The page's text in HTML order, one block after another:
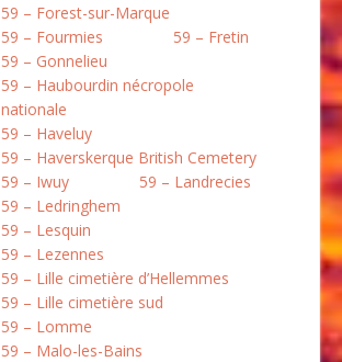
59 – Forest-sur-Marque
59 – Fourmies
59 – Fretin
59 – Gonnelieu
59 – Haubourdin nécropole
nationale
59 – Haveluy
59 – Haverskerque British Cemetery
59 – Iwuy
59 – Landrecies
59 – Ledringhem
59 – Lesquin
59 – Lezennes
59 – Lille cimetière d’Hellemmes
59 – Lille cimetière sud
59 – Lomme
59 – Malo-les-Bains